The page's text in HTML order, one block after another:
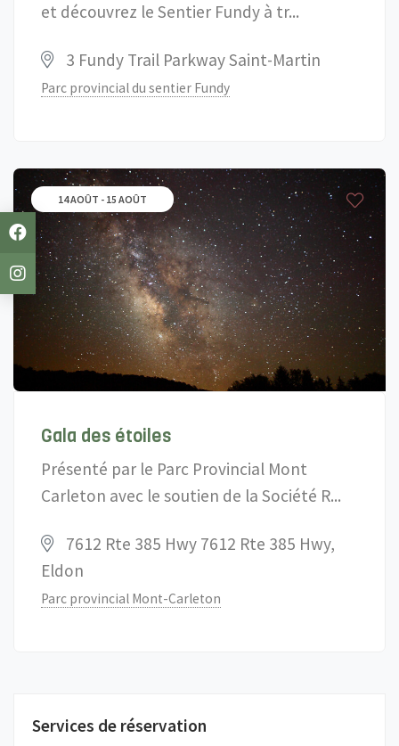
et découvrez le Sentier Fundy à tr...
3 Fundy Trail Parkway Saint-Martin
Parc provincial du sentier Fundy
14 AOÛT - 15 AOÛT
Gala des étoiles
Présenté par le Parc Provincial Mont
Carleton avec le soutien de la Société R...
7612 Rte 385 Hwy 7612 Rte 385 Hwy,
Eldon
Parc provincial Mont-Carleton
Services de réservation